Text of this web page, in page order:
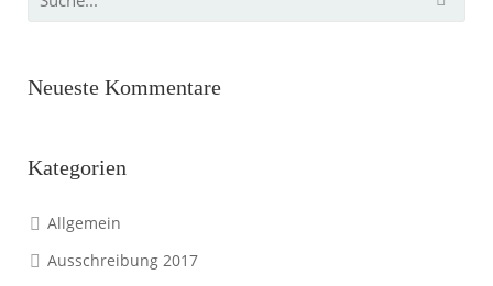
Neueste Kommentare
Kategorien
Allgemein
Ausschreibung 2017